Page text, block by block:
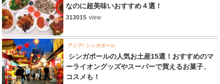
なのに超美味いおすすめ４選！
313015 view
アジア シンガポール
シンガポールの人気お土産15選！おすすめのマ
ーライオングッズやスーパーで買えるお菓子、
コスメも！